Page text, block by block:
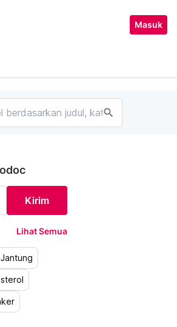
Masuk
search
Kirim
Lihat Semua
Jantung